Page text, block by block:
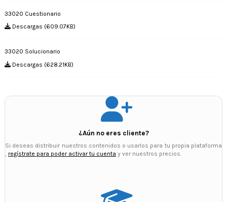
33020 Cuestionario
Descargas (609.07KB)
33020 Solucionario
Descargas (628.21KB)
¿Aún no eres cliente?
Si deseas distribuir nuestros contenidos o usarlos para tu propia plataforma
, regístrate para poder activar tu cuenta y ver nuestros precios.